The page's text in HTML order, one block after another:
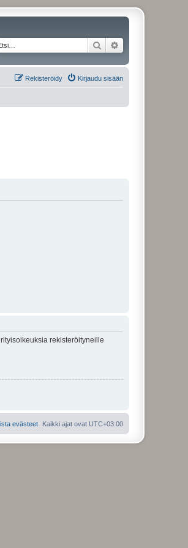
Etsi
Kirjaudu sisään
Rekisteröidy
rekisteröityneille
Kaikki ajat ovat UTC+03:00
evästeet